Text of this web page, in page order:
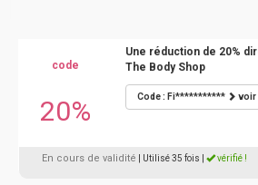
code
20%
Une réduction de 20%
The Body Shop
Code : Fi*********** voir
En cours de validité | Utilisé 35 fois vérifié !